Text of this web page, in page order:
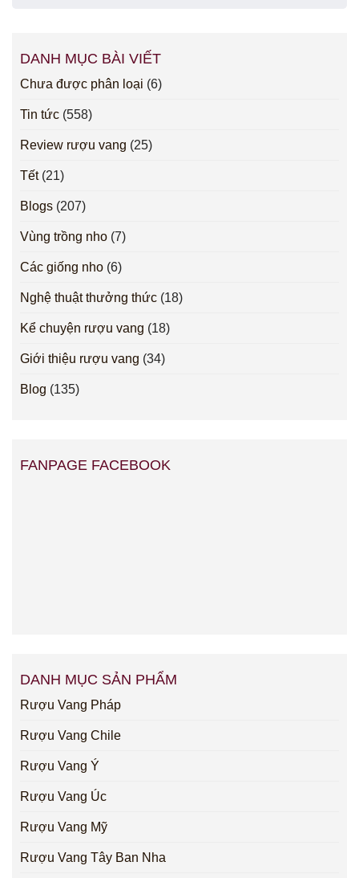
DANH MỤC BÀI VIẾT
Chưa được phân loại (6)
Tin tức (558)
Review rượu vang (25)
Tết(21)
Blogs (207)
Vùng trồng nho (7)
Các giống nho (6)
Nghệ thuật thưởng thức (18)
Kể chuyện rượu vang (18)
Giới thiệu rượu vang (34)
Blog (135)
FANPAGE FACEBOOK
DANH MỤC SẢN PHẨM
Rượu Vang Pháp
Rượu Vang Chile
Rượu Vang Ý
Rượu Vang Úc
Rượu Vang Mỹ
Rượu Vang Tây Ban Nha